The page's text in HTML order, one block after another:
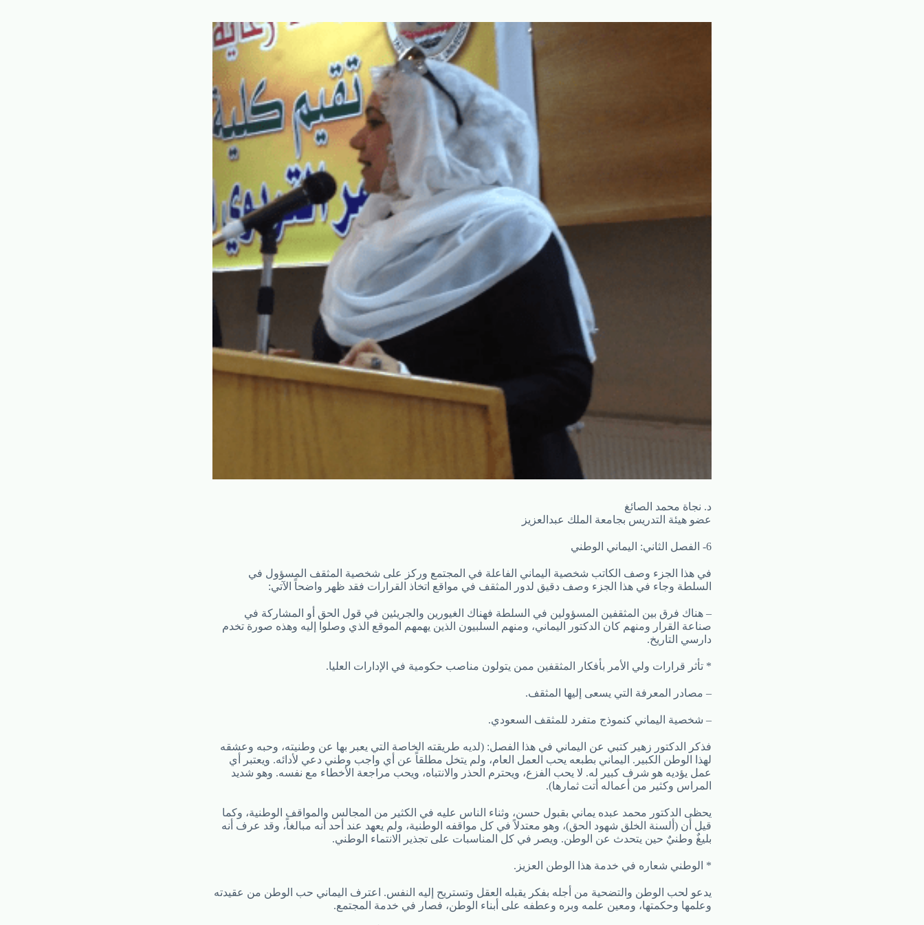
د. نجاة محمد الصائغ
عضو هيئة التدريس بجامعة الملك عبدالعزيز
6- الفصل الثاني: اليماني الوطني
في هذا الجزء وصف الكاتب شخصية اليماني الفاعلة في المجتمع وركز على شخصية المثقف المسؤول في
السلطة وجاء في هذا الجزء وصف دقيق لدور المثقف في مواقع اتخاذ القرارات فقد ظهر واضحاً الآتي:
– هناك فرق بين المثقفين المسؤولين في السلطة فهناك الغيورين والجريئين في قول الحق أو المشاركة في
صناعة القرار ومنهم كان الدكتور اليماني، ومنهم السلبيون الذين يهمهم الموقع الذي وصلوا إليه وهذه صورة تخدم
دارسي التاريخ.
* تأثر قرارات ولي الأمر بأفكار المثقفين ممن يتولون مناصب حكومية في الإدارات العليا.
– مصادر المعرفة التي يسعى إليها المثقف.
– شخصية اليماني كنموذج متفرد للمثقف السعودي.
فذكر الدكتور زهير كتبي عن اليماني في هذا الفصل: (لديه طريقته الخاصة التي يعبر بها عن وطنيته، وحبه وعشقه
لهذا الوطن الكبير. اليماني بطبعه يحب العمل العام، ولم يتخل مطلقاً عن أي واجب وطني دعي لأدائه. ويعتبر أي
عمل يؤديه هو شرف كبير له. لا يحب الفزع، ويحترم الحذر والانتباه، ويحب مراجعة الأخطاء مع نفسه. وهو شديد
المراس وكثير من أعماله أتت ثمارها).
يحظى الدكتور محمد عبده يماني بقبول حسن، وثناء الناس عليه في الكثير من المجالس والمواقف الوطنية، وكما
قيل أن (ألسنة الخلق شهود الحق)، وهو معتدلاً في كل مواقفه الوطنية، ولم يعهد عند أحد أنه مبالغاً، وقد عرف أنه
بليغٌ وطنيٌ حين يتحدث عن الوطن. ويصر في كل المناسبات على تجذير الانتماء الوطني.
* الوطني شعاره في خدمة هذا الوطن العزيز.
يدعو لحب الوطن والتضحية من أجله بفكر يقبله العقل وتستريح إليه النفس. اعترف اليماني حب الوطن من عقيدته
وعلمها وحكمتها، ومعين علمه وبره وعطفه على أبناء الوطن، فصار في خدمة المجتمع.